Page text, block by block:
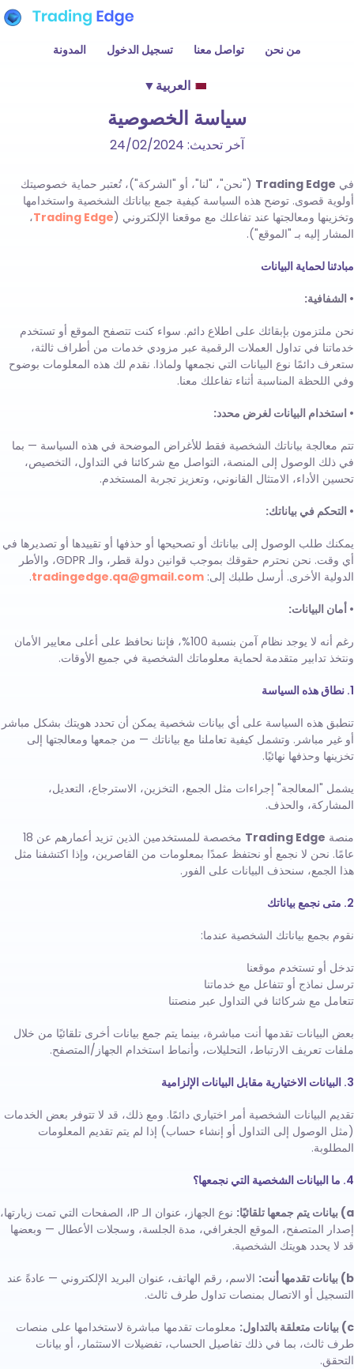
من نحن تواصل معنا تسجيل الدخول المدونة
العربية▼
سياسة الخصوصية
آخر تحديث: 24/02/2024
في Trading Edge ("نحن"، "لنا"، أو "الشركة")، تُعتبر حماية خصوصيتك
أولوية قصوى. توضح هذه السياسة كيفية جمع بياناتك الشخصية واستخدامها
وتخزينها ومعالجتها عند تفاعلك مع موقعنا الإلكتروني (Trading Edge،
المشار إليه بـ "الموقع").
مبادئنا لحماية البيانات
• الشفافية:
نحن ملتزمون بإبقائك على اطلاع دائم. سواء كنت تتصفح الموقع أو تستخدم
خدماتنا في تداول العملات الرقمية عبر مزودي خدمات من أطراف ثالثة،
ستعرف دائمًا نوع البيانات التي نجمعها ولماذا. نقدم لك هذه المعلومات بوضوح
وفي اللحظة المناسبة أثناء تفاعلك معنا.
• استخدام البيانات لغرض محدد:
تتم معالجة بياناتك الشخصية فقط للأغراض الموضحة في هذه السياسة — بما
في ذلك الوصول إلى المنصة، التواصل مع شركائنا في التداول، التخصيص،
تحسين الأداء، الامتثال القانوني، وتعزيز تجربة المستخدم.
• التحكم في بياناتك:
يمكنك طلب الوصول إلى بياناتك أو تصحيحها أو حذفها أو تقييدها أو تصديرها في
أي وقت. نحن نحترم حقوقك بموجب قوانين دولة قطر، والـ GDPR، والأطر
الدولية الأخرى. أرسل طلبك إلى: tradingedge.qa@gmail.com
.
• أمان البيانات:
رغم أنه لا يوجد نظام آمن بنسبة 100%، فإننا نحافظ على أعلى معايير الأمان
ونتخذ تدابير متقدمة لحماية معلوماتك الشخصية في جميع الأوقات.
1. نطاق هذه السياسة
تنطبق هذه السياسة على أي بيانات شخصية يمكن أن تحدد هويتك بشكل مباشر
أو غير مباشر. وتشمل كيفية تعاملنا مع بياناتك — من جمعها ومعالجتها إلى
تخزينها وحذفها نهائيًا.
يشمل "المعالجة" إجراءات مثل الجمع، التخزين، الاسترجاع، التعديل،
المشاركة، والحذف.
منصة Trading Edge
مخصصة للمستخدمين الذين تزيد أعمارهم عن 18
عامًا. نحن لا نجمع أو نحتفظ عمدًا بمعلومات من القاصرين، وإذا اكتشفنا مثل
هذا الجمع، سنحذف البيانات على الفور.
2. متى نجمع بياناتك
نقوم بجمع بياناتك الشخصية عندما:
تدخل أو تستخدم موقعنا
ترسل نماذج أو تتفاعل مع خدماتنا
تتعامل مع شركائنا في التداول عبر منصتنا
بعض البيانات تقدمها أنت مباشرة، بينما يتم جمع بيانات أخرى تلقائيًا من خلال
ملفات تعريف الارتباط، التحليلات، وأنماط استخدام الجهاز/المتصفح.
3. البيانات الاختيارية مقابل البيانات الإلزامية
تقديم البيانات الشخصية أمر اختياري دائمًا. ومع ذلك، قد لا تتوفر بعض الخدمات
(مثل الوصول إلى التداول أو إنشاء حساب) إذا لم يتم تقديم المعلومات
المطلوبة.
4. ما البيانات الشخصية التي نجمعها؟
a) بيانات يتم جمعها تلقائيًا:
نوع الجهاز، عنوان الـ IP، الصفحات التي تمت زيارتها،
إصدار المتصفح، الموقع الجغرافي، مدة الجلسة، وسجلات الأعطال — وبعضها
قد لا يحدد هويتك الشخصية.
b) بيانات تقدمها أنت:
الاسم، رقم الهاتف، عنوان البريد الإلكتروني — عادةً عند
التسجيل أو الاتصال بمنصات تداول طرف ثالث.
c) بيانات متعلقة بالتداول:
معلومات تقدمها مباشرة لاستخدامها على منصات
طرف ثالث، بما في ذلك تفاصيل الحساب، تفضيلات الاستثمار، أو بيانات
التحقق.